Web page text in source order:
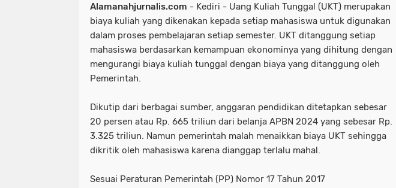
Alamanahjurnalis.com - Kediri - Uang Kuliah Tunggal (UKT) merupakan
biaya kuliah yang dikenakan kepada setiap mahasiswa untuk digunakan
dalam proses pembelajaran setiap semester. UKT ditanggung setiap
mahasiswa berdasarkan kemampuan ekonominya yang dihitung dengan
mengurangi biaya kuliah tunggal dengan biaya yang ditanggung oleh
Pemerintah.
Dikutip dari berbagai sumber, anggaran pendidikan ditetapkan sebesar
20 persen atau Rp. 665 triliun dari belanja APBN 2024 yang sebesar Rp.
3.325 triliun. Namun pemerintah malah menaikkan biaya UKT sehingga
dikritik oleh mahasiswa karena dianggap terlalu mahal.
Sesuai Peraturan Pemerintah (PP) Nomor 17 Tahun 2017